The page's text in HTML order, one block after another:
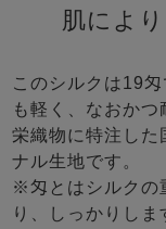
肌によ
このシルクは19
も軽く、なおか
栄織物に特注した
ナル生地です。
※匁とはシルクの
り、しっかりしま